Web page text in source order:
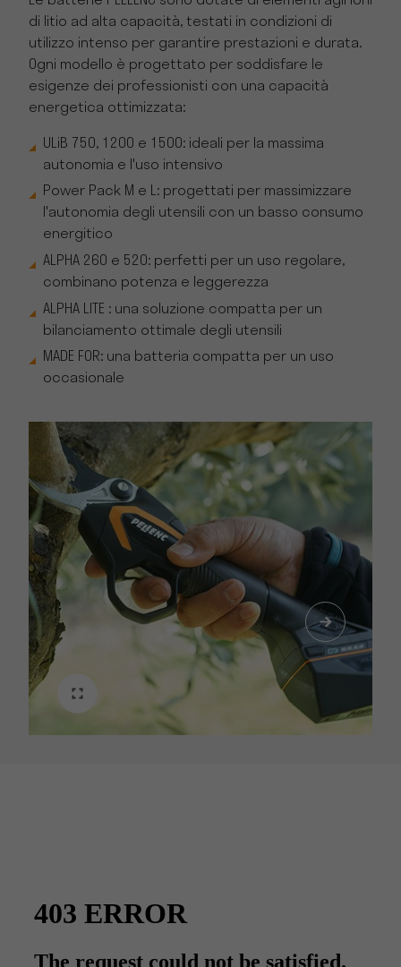
di litio ad alta capacità, testati in condizioni di
utilizzo intenso per garantire prestazioni e durata.
Ogni modello è progettato per soddisfare le
esigenze dei professionisti con una capacità
energetica ottimizzata:
ULiB 750, 1200 e 1500: ideali per la massima
autonomia e l'uso intensivo
Power Pack M e L: progettati per massimizzare
l'autonomia degli utensili con un basso consumo
energitico
ALPHA 260 e 520: perfetti per un uso regolare,
combinano potenza e leggerezza
ALPHA LITE : una soluzione compatta per un
bilanciamento ottimale degli utensili
MADE FOR: una batteria compatta per un uso
occasionale